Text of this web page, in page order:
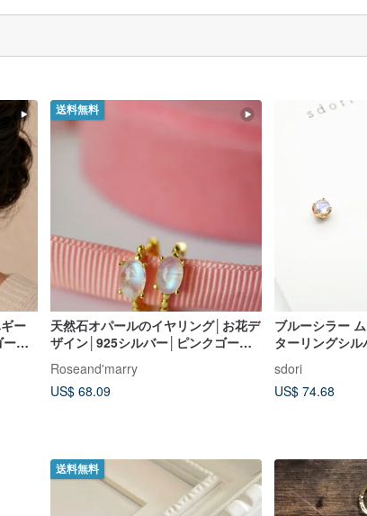
ー
ル
送料無料
天然石オパールのイヤリング│お花デ
ザイン│925シルバー│ピンクゴール
ドメッキ
Roseand'marry
US$ 68.09
ブルーシラー
ターリングシ
ー/ローズゴー
ーンストーンシ
sdori
US$ 74.68
送料無料